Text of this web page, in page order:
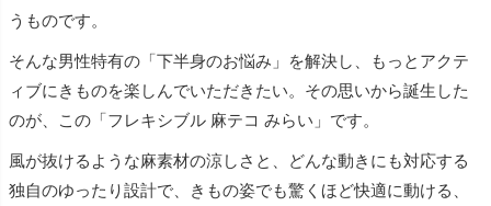
うものです。
そんな男性特有の「下半身のお悩み」を解決し、もっとアクテ
ィブにきものを楽しんでいただきたい。その思いから誕生した
のが、この「フレキシブル 麻テコ みらい」です。
風が抜けるような麻素材の涼しさと、どんな動きにも対応する
独自のゆったり設計で、きもの姿でも驚くほど快適に動ける、